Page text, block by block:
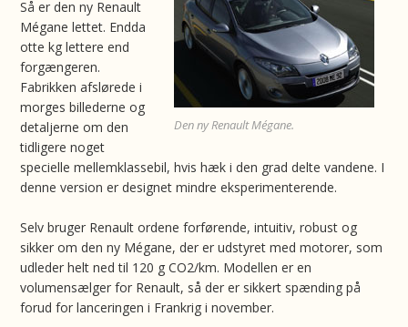
Den ny Renault Mégane.
Så er den ny Renault
Mégane lettet. Endda
otte kg lettere end
forgængeren.
Fabrikken afslørede i
morges billederne og
detaljerne om den
tidligere noget
specielle mellemklassebil, hvis hæk i den grad delte vandene. I
denne version er designet mindre eksperimenterende.
Selv bruger Renault ordene forførende, intuitiv, robust og
sikker om den ny Mégane, der er udstyret med motorer, som
udleder helt ned til 120 g CO2/km. Modellen er en
volumensælger for Renault, så der er sikkert spænding på
forud for lanceringen i Frankrig i november.